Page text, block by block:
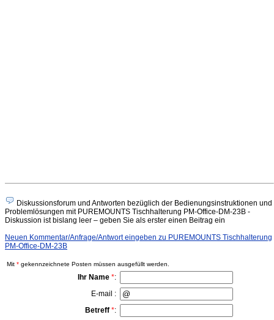
Diskussionsforum und Antworten bezüglich der Bedienungsinstruktionen und
Problemlösungen mit PUREMOUNTS Tischhalterung PM-Office-DM-23B -
Diskussion ist bislang leer – geben Sie als erster einen Beitrag ein
Neuen Kommentar/Anfrage/Antwort eingeben zu PUREMOUNTS Tischhalterung
PM-Office-DM-23B
Mit * gekennzeichnete Posten müssen ausgefüllt werden.
Ihr Name *:
E-mail :
Betreff *: